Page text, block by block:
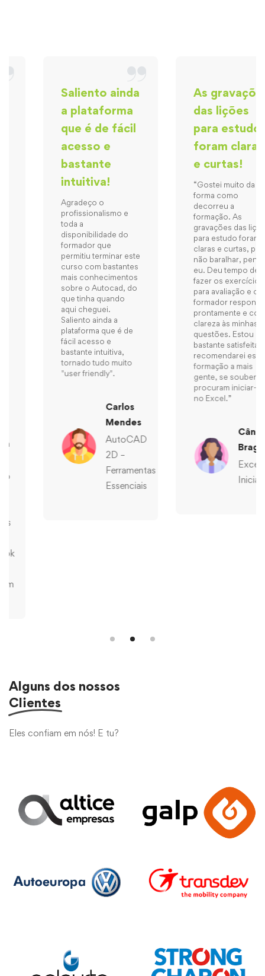
Saliento ainda
a plataforma
que é de fácil
acesso e
bastante
intuitiva!
Agradeço o
profissionalismo e
toda a
disponibilidade do
formador que
permitiu terminar este
curso com bastantes
mais conhecimentos
sobre o Autocad, do
que tinha quando
aqui cheguei.
Saliento ainda a
plataforma que é de
fácil acesso e
bastante intuitiva,
tornado tudo muito
"user friendly".
Carlos
Mendes
AutoCAD
2D –
Ferramentas
Essenciais
As gravações
das lições
para estudo
foram claras
e curtas!
“Gostei muito da
forma como
decorreu a
formação. As
gravações das lições
para estudo foram
claras e curtas, para
não baralhar, penso
eu. Deu tempo de
fazer os exercícios
para avaliação e o
formador respondeu
prontamente e com
clareza às minhas
questões. Estou
bastante satisfeita e
recomendarei esta
formação a mais
gente, se souber que
procuram iniciar-se
no Excel.”
Cândida
Braga
Excel
Alguns dos nossos
Clientes
Eles confiam em nós! E tu?